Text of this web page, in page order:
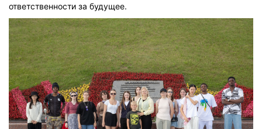
ответственности за будущее.